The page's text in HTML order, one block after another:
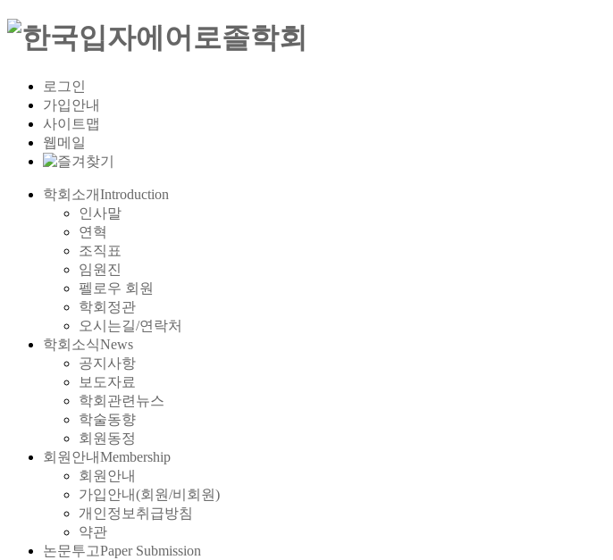
로그인
가입안내
사이트맵
웹메일
학회소개Introduction
인사말
연혁
조직표
임원진
펠로우 회원
학회정관
오시는길/연락처
학회소식News
공지사항
보도자료
학회관련뉴스
학술동향
회원동정
회원안내Membership
회원안내
가입안내(회원/비회원)
개인정보취급방침
약관
논문투고Paper Submission